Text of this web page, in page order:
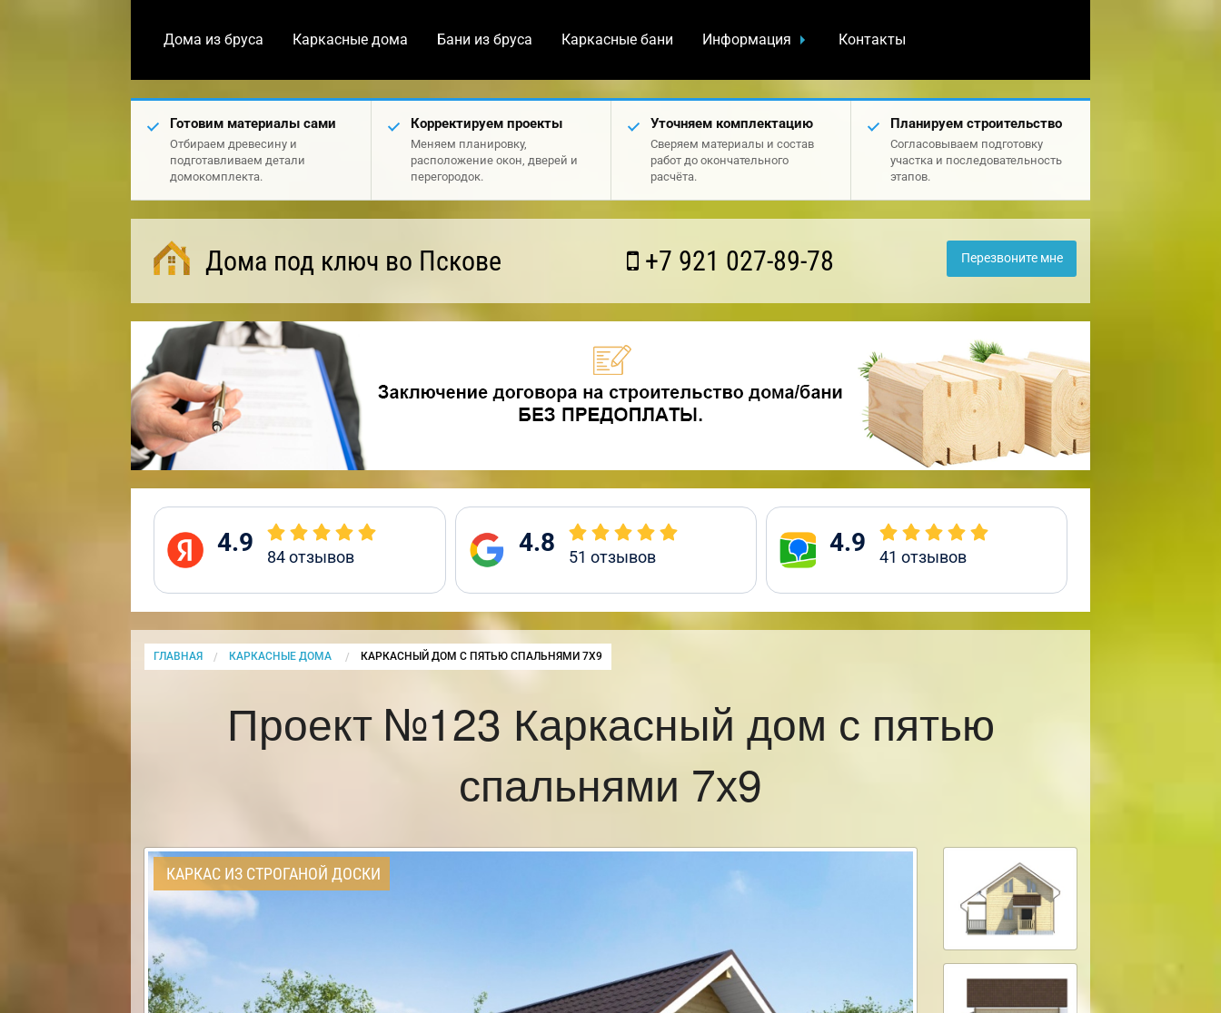
Дома из бруса Каркасные дома Бани из бруса Каркасные бани Информация Контакты
Готовим материалы сами
Отбираем древесину и
подготавливаем детали
домокомплекта.
Корректируем проекты
Меняем планировку,
расположение окон, дверей и
перегородок.
Уточняем комплектацию
Сверяем материалы и состав
работ до окончательного
расчёта.
Планируем строительство
Согласовываем подготовку
участка и последовательность
этапов.
Дома под ключ во Пскове +7 921 027-89-78 Перезвоните мне
4.9 84отзывов 4.8 51 отзывов 4.9 41 отзывов
ГЛАВНАЯ КАРКАСНЫЕ ДОМА CURRENT:
КАРКАСНЫЙ ДОМ С ПЯТЬЮ СПАЛЬНЯМИ 7Х9
Проект №123 Каркасный дом с пятью
спальнями 7х9
КАРКАС ИЗ СТРОГАНОЙ ДОСКИ